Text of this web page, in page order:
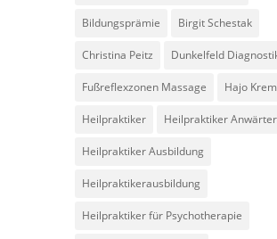
Bildungsprämie Birgit Schestak
Christina Peitz Dunkelfeld
Fußreflexzonen Massage Hajo
Heilpraktiker Heilpraktiker Anwärter
Heilpraktiker Ausbildung
Heilpraktikerausbildung
Heilpraktiker für Psychotherapie